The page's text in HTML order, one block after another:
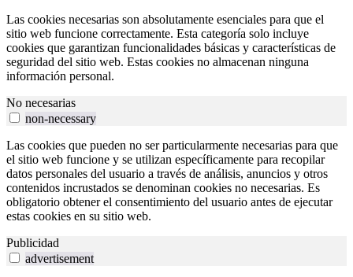
Las cookies necesarias son absolutamente esenciales para que el
sitio web funcione correctamente. Esta categoría solo incluye
cookies que garantizan funcionalidades básicas y características de
seguridad del sitio web. Estas cookies no almacenan ninguna
información personal.
No necesarias
non-necessary
Las cookies que pueden no ser particularmente necesarias para que
el sitio web funcione y se utilizan específicamente para recopilar
datos personales del usuario a través de análisis, anuncios y otros
contenidos incrustados se denominan cookies no necesarias. Es
obligatorio obtener el consentimiento del usuario antes de ejecutar
estas cookies en su sitio web.
Publicidad
advertisement